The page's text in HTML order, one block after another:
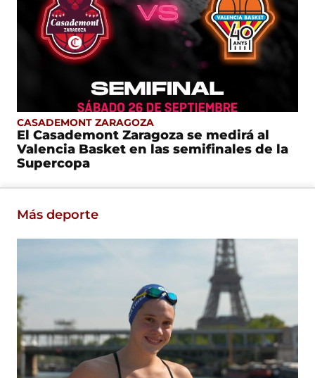
CASADEMONT ZARAGOZA
El Casademont Zaragoza se medirá al
Valencia Basket en las semifinales de la
Supercopa
Más deporte